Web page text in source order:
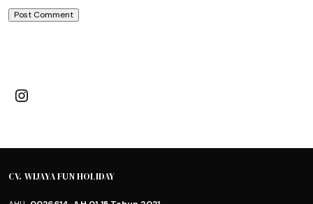
Instagram
CV. WIJAYA FUN HOLIDAY